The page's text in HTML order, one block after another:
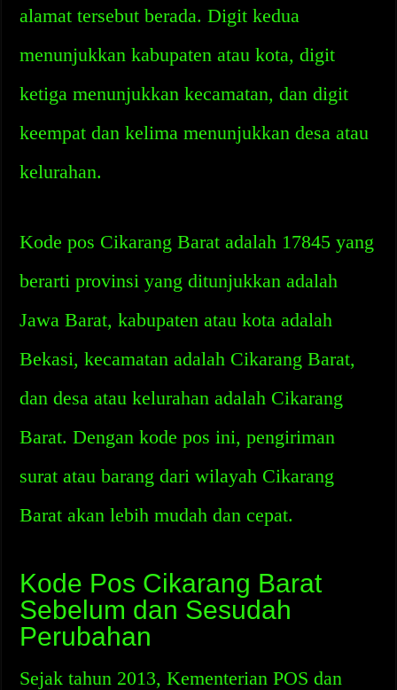
alamat tersebut berada. Digit kedua
menunjukkan kabupaten atau kota, digit
ketiga menunjukkan kecamatan, dan digit
keempat dan kelima menunjukkan desa atau
kelurahan.
Kode pos Cikarang Barat adalah 17845 yang
berarti provinsi yang ditunjukkan adalah
Jawa Barat, kabupaten atau kota adalah
Bekasi, kecamatan adalah Cikarang Barat,
dan desa atau kelurahan adalah Cikarang
Barat. Dengan kode pos ini, pengiriman
surat atau barang dari wilayah Cikarang
Barat akan lebih mudah dan cepat.
Kode Pos Cikarang Barat
Sebelum dan Sesudah
Perubahan
Sejak tahun 2013, Kementerian POS dan